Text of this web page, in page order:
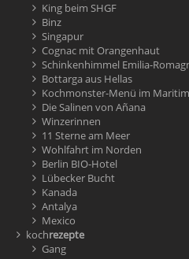
King beim SHGF
Binz
Singapur
Cognac mit Orangenhaut
Schinkenhimmel Emilia-
Bottarga aus Hellas
Kochmonster-Menü im
Die Salinen von Añana
Winzerinnen
11 Sterne am Meer
Wohlfahrt im Norden
Berlin BIO-Hotel
Lübecker Bucht
Kanada
Antalya
Mexico
kochrezepte
Gang